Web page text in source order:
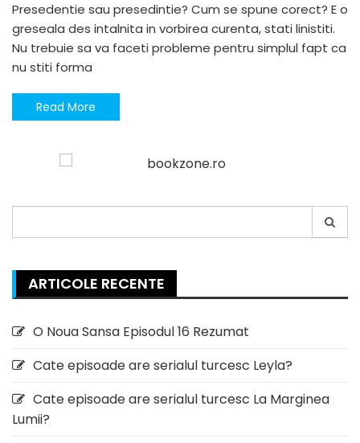
Presedentie sau presedintie? Cum se spune corect? E o
greseala des intalnita in vorbirea curenta, stati linistiti.
Nu trebuie sa va faceti probleme pentru simplul fapt ca
nu stiti forma
Read More
for:
ARTICOLE RECENTE
O Noua Sansa Episodul 16 Rezumat
Cate episoade are serialul turcesc Leyla?
Cate episoade are serialul turcesc La Marginea
Lumii?